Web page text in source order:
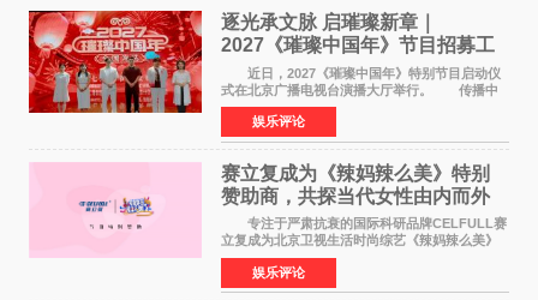
逐光承文脉 启璀璨新章｜
2027《璀璨中国年》节目招募工
作圆满启动
近日，2027《璀璨中国年》特别节目启动仪
式在北京广播电视台演播大厅举行。 传播中
华优秀传统文化，弘扬纯正国风艺术，打造高规
格、高质感、正能量的文艺盛典，是璀璨中国年
矢志不渝的初心
娱乐评论
赛立复成为《辣妈辣么美》特别
赞助商，共探当代女性由内而外
活力美
专注于严肃抗衰的国际科研品牌CELFULL赛
立复成为北京卫视生活时尚综艺《辣妈辣么美》
的特别赞助商,明星辣妈袁咏仪倾情参与，向广大
都市女性传递健康生活新主张，寄语当代女性在
家庭与自我之间
娱乐评论